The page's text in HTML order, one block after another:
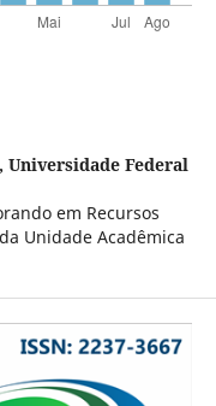
Universidade Federal
em Recursos
Unidade Acadêmica